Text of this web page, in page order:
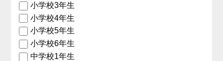
小学校3年生
小学校4年生
小学校5年生
小学校6年生
中学校1年生